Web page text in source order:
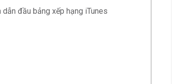
đầu bảng xếp hạng iTunes